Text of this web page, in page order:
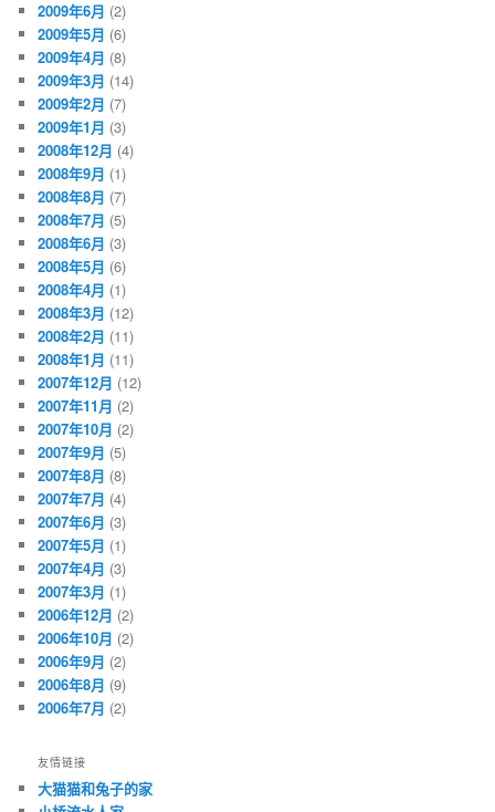
2009年6月 (2)
2009年5月 (6)
2009年4月 (8)
2009年3月 (14)
2009年2月 (7)
2009年1月 (3)
2008年12月 (4)
2008年9月 (1)
2008年8月 (7)
2008年7月 (5)
2008年6月 (3)
2008年5月 (6)
2008年4月 (1)
2008年3月 (12)
2008年2月 (11)
2008年1月 (11)
2007年12月 (12)
2007年11月 (2)
2007年10月 (2)
2007年9月 (5)
2007年8月 (8)
2007年7月 (4)
2007年6月 (3)
2007年5月 (1)
2007年4月 (3)
2007年3月 (1)
2006年12月 (2)
2006年10月 (2)
2006年9月 (2)
2006年8月 (9)
2006年7月 (2)
友情链接
大猫猫和兔子的家